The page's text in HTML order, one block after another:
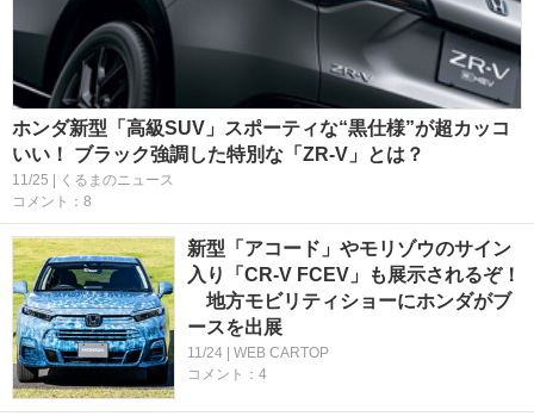
ホンダ新型「高級SUV」スポーティな“黒仕様”が超カッコ
いい！ ブラック強調した特別な「ZR-V」とは？
11/25 | くるまのニュース
コメント：8
新型「アコード」やモリゾウのサイン
入り「CR-V FCEV」も展示されるぞ！
地方モビリティショーにホンダがブ
ースを出展
11/24 | WEB CARTOP
コメント：4